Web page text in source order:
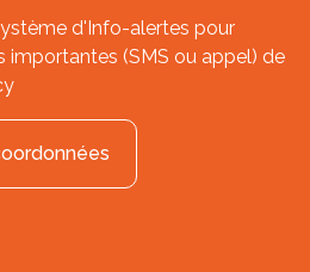
d'Info-alertes pour
importantes (SMS ou appel) de